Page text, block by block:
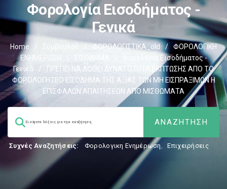
Φορολογία Εισοδήματος -
Γενικά
Home Σύμβουλος / ΦΟΡΟΛΟΓΙΣΤΙΚΑ_old /
ΦΟΡΟΛΟΓΙΚΗ
ΕΝΗΜΕΡΩΣΗ
Φορολογία Εισοδήματος -
Γενικά
/
ΠΡΕΠΕΙ ΝΑ ΔΟΘΕΙ ΔΥΝΑΤΟΤΗΤΑ ΕΚΠΤΩΣΗΣ ΑΠΟ ΤΟ
ΦΟΡΟΛΟΓΗΤΕΟ ΕΙΣΟΔΗΜΑ ΤΗΣ ΑΞΙΑΣ ΤΩΝ ΜΗ ΕΙΣΠΡΑΞΙΜΩΝ Η
ΕΠΙΣΦΑΛΩΝ ΑΠΑΙΤΗΣΕΩΝ ΑΠΟ ΜΙΣΘΩΜΑΤΑ
Συχνές Αναζητήσεις: Φορολογικη Ενημέρωση, Επιχειρήσεις